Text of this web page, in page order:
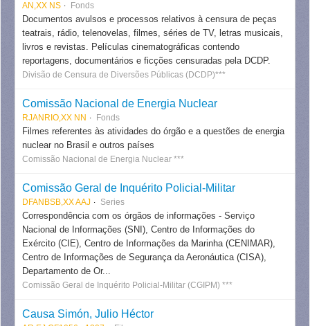
AN,XX NS Fonds
Documentos avulsos e processos relativos à censura de peças
teatrais, rádio, telenovelas, filmes, séries de TV, letras musicais,
livros e revistas. Películas cinematográficas contendo
reportagens, documentários e ficções censuradas pela DCDP.
Divisão de Censura de Diversões Públicas (DCDP)***
Comissão Nacional de Energia Nuclear
RJANRIO,XX NN Fonds
Filmes referentes às atividades do órgão e a questões de energia
nuclear no Brasil e outros países
Comissão Nacional de Energia Nuclear ***
Comissão Geral de Inquérito Policial-Militar
DFANBSB,XX AAJ Series
Correspondência com os órgãos de informações - Serviço
Nacional de Informações (SNI), Centro de Informações do
Exército (CIE), Centro de Informações da Marinha (CENIMAR),
Centro de Informações de Segurança da Aeronáutica (CISA),
Departamento de Or...
Comissão Geral de Inquérito Policial-Militar (CGIPM) ***
Causa Simón, Julio Héctor